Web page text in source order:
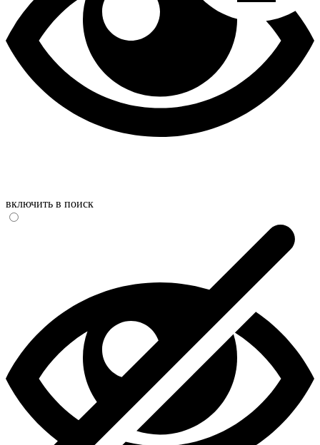
включить в поиск